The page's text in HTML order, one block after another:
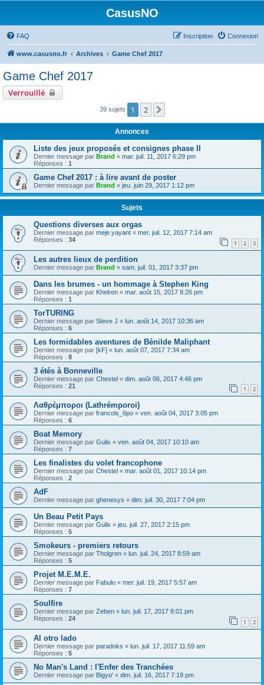
CasusNO
FAQ Connexion
Inscription
www.casusno.fr Archives Game Chef 2017
Game Chef 2017
Verrouillé
39 sujets 1 2
Annonces
Liste des jeux proposés et consignes phase II
Dernier message par Brand « mar. juil. 11, 2017 6:29 pm
Réponses : 1
Game Chef 2017 : à lire avant de poster
Dernier message par Brand « jeu. juin 29, 2017 1:12 pm
Sujets
Questions diverses aux orgas
Dernier message par meje.yayant « mer. juil. 12, 2017 7:14 am
Réponses : 34 1 2 3
Les autres lieux de perdition
Dernier message par Brand « sam. juil. 01, 2017 3:37 pm
Dans les brumes - un hommage à Stephen King
Dernier message par Khelren « mar. août 15, 2017 8:26 pm
Réponses : 1
TorTURING
Dernier message par Steve J « lun. août 14, 2017 10:36 am
Réponses : 6
Les formidables aventures de Bénilde Maliphant
Dernier message par [kF] « lun. août 07, 2017 7:34 am
Réponses : 8
3 étés à Bonneville
Dernier message par Chestel « dim. août 06, 2017 4:46 pm
Réponses : 21 1 2
Λαθρέμποροι (Lathrémporoi)
Dernier message par francois_6po « ven. août 04, 2017 3:05 pm
Réponses : 6
Boat Memory
Dernier message par Gulix « ven. août 04, 2017 10:10 am
Réponses : 7
Les finalistes du volet francophone
Dernier message par Chestel « mar. août 01, 2017 10:14 pm
Réponses : 2
AdF
Dernier message par ghenesys « dim. juil. 30, 2017 7:04 pm
Un Beau Petit Pays
Dernier message par Gulix « jeu. juil. 27, 2017 2:15 pm
Réponses : 5
Smokeurs - premiers retours
Dernier message par Tholgren « lun. juil. 24, 2017 8:59 am
Réponses : 5
Projet M.E.M.E.
Dernier message par Fabulo « mer. juil. 19, 2017 5:57 am
Réponses : 7
Soulfire
Dernier message par Zeben « lun. juil. 17, 2017 8:01 pm
Réponses : 24 1 2
Al otro lado
Dernier message par paradoks « lun. juil. 17, 2017 11:59 am
Réponses : 5
No Man's Land : l'Enfer des Tranchées
Dernier message par Bigyo' « dim. juil. 16, 2017 7:19 pm